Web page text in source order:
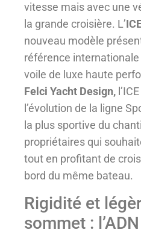
vitesse mais avec une
la grande croisière. L’
nouveau modèle
référence
voile de luxe haute
Felci Yacht Design,
l’évolution de la ligne
la plus sportive du
propriétaires qui
tout en profitant de
bord du même bateau.
Rigidité et
sommet :